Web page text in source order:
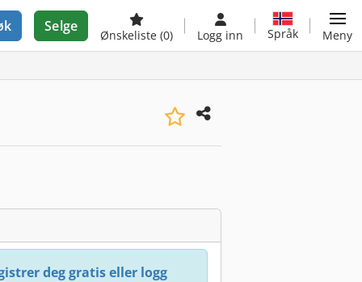
Selge
Ønskeliste (0) Logg inn Språk Meny
deg gratis eller logg